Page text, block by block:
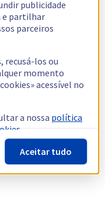
publicidade
e partilhar
parceiros
recusá-los ou
momento
acessível no
a nossa política
Aceitar tudo